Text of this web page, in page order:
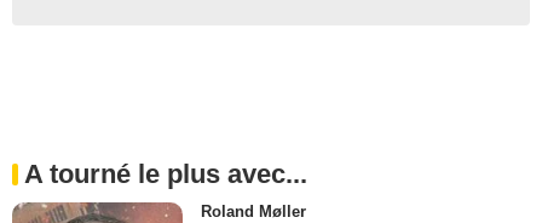
A tourné le plus avec...
Roland Møller